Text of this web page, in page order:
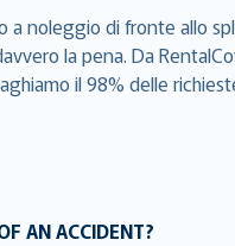
a noleggio di fronte allo
la pena. Da
il 98% delle
AN ACCIDENT?